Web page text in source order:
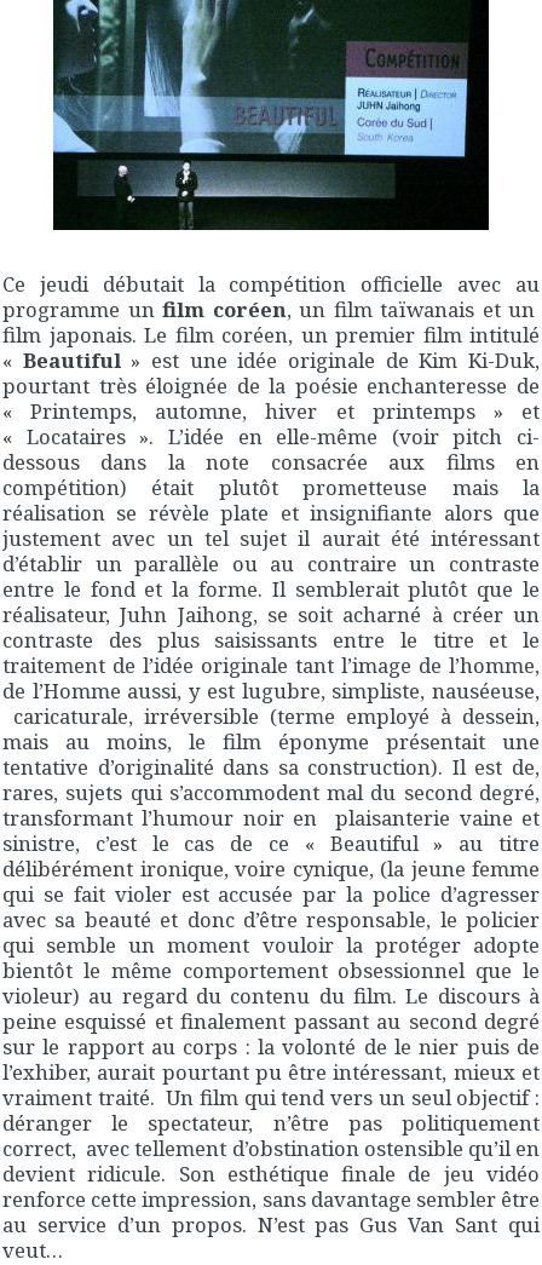
Ce jeudi débutait la compétition officielle avec au
programme un film coréen, un film taïwanais et un
film japonais. Le film coréen, un premier film intitulé
« Beautiful» est une idée originale de Kim Ki-Duk,
pourtant très éloignée de la poésie enchanteresse de
« Printemps, automne, hiver et printemps » et
« Locataires ». L’idée en elle-même (voir pitch ci-
dessous dans la note consacrée aux films en
compétition) était plutôt prometteuse mais la
réalisation se révèle plate et insignifiante alors que
justement avec un tel sujet il aurait été intéressant
d’établir un parallèle ou au contraire un contraste
entre le fond et la forme. Il semblerait plutôt que le
réalisateur, Juhn Jaihong, se soit acharné à créer un
contraste des plus saisissants entre le titre et le
traitement de l’idée originale tant l’image de l’homme,
de l’Homme aussi, y est lugubre, simpliste, nauséeuse,
caricaturale, irréversible (terme employé à dessein,
mais au moins, le film éponyme présentait une
tentative d’originalité dans sa construction). Il est de,
rares, sujets qui s’accommodent mal du second degré,
transformant l’humour noir en plaisanterie vaine et
sinistre, c’est le cas de ce « Beautiful » au titre
délibérément ironique, voire cynique, (la jeune femme
qui se fait violer est accusée par la police d’agresser
avec sa beauté et donc d’être responsable, le policier
qui semble un moment vouloir la protéger adopte
bientôt le même comportement obsessionnel que le
violeur) au regard du contenu du film. Le discours à
peine esquissé et finalement passant au second degré
sur le rapport au corps : la volonté de le nier puis de
l’exhiber, aurait pourtant pu être intéressant, mieux et
vraiment traité. Un film qui tend vers un seul objectif :
déranger le spectateur, n’être pas politiquement
correct, avec tellement d’obstination ostensible qu’il en
devient ridicule. Son esthétique finale de jeu vidéo
renforce cette impression, sans davantage sembler être
au service d’un propos. N’est pas Gus Van Sant qui
veut…